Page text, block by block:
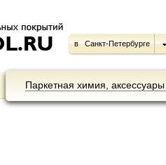
в Санкт-Петербурге
Паркетная химия,